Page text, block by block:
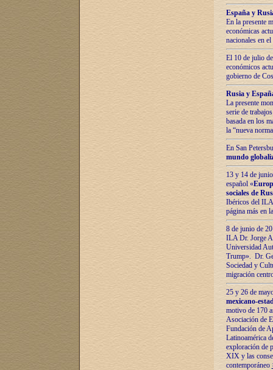
España y
En la presente
económicas
nacionales en
El 10 de julio
económicos
gobierno de
Rusia y
La presente
serie de
basada en los
la “nueva
En San
mundo
13 y 14 de
español «
sociales de
Ibéricos del ILA
página más en
8 de junio de
ILA Dr. Jorge
Universidad
Trump». Dr.
Sociedad y
migración
25 y 26 de
mexicano-
motivo de 170
Asociación de
Fundación de
Latinoamérica
exploración de
XIX y las
contemporáneo